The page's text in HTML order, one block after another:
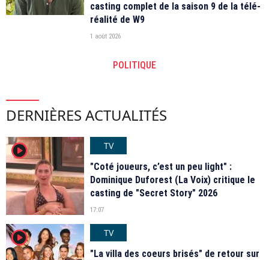
casting complet de la saison 9 de la télé-
réalité de W9
1 août 2026
POLITIQUE
DERNIÈRES ACTUALITÉS
player2
TV
"Coté joueurs, c’est un peu light" :
Dominique Duforest (La Voix) critique le
casting de "Secret Story" 2026
17:07
player2
TV
"La villa des coeurs brisés" de retour sur